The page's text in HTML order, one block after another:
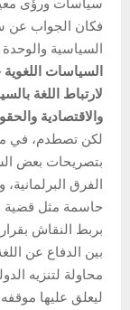
فكان الجواب عن
السياسية والوحدة
السياسات
لارتباط اللغة
والاقتصادية
لكن تصطدم، في
بتصريحات بعض
الفرق
حاسمة مثل قضية
بربط النقاش
بين الدفاع عن
محاولة لتنزيه
ليعلق عليها